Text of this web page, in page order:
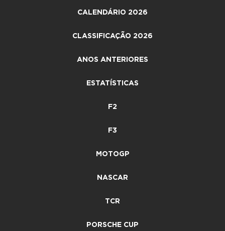
CALENDÁRIO 2026
CLASSIFICAÇÃO 2026
ANOS ANTERIORES
ESTATÍSTICAS
F2
F3
MOTOGP
NASCAR
TCR
PORSCHE CUP